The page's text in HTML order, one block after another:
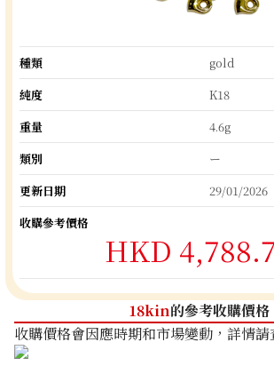
種類
gold
純度
K18
重量
4.6g
類別
ー
更新日期
29/01/2026
收購參考價格
HKD
18kin的參考收購價格
收購價格會因應時期和市場變動，詳情請